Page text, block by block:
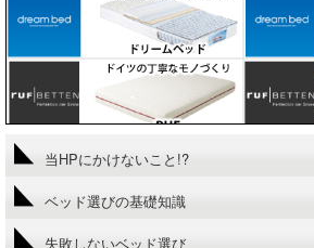
当HPにかけないこと!?
ベッド選びの基礎知識
失敗しないベッド選び